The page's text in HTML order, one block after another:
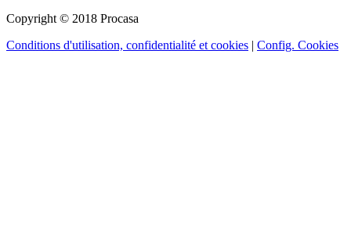
Copyright © 2018 Procasa
Conditions d'utilisation, confidentialité et cookies | Config. Cookies